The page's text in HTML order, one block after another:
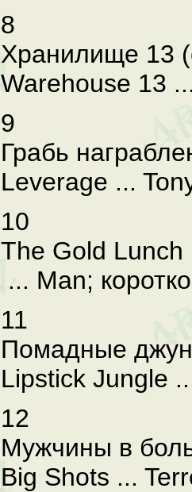
8
Хранилище 13
Warehouse 13
9
Грабь
Leverage ...
10
The Gold Lunch
... Man;
11
Помадные
Lipstick Jungle
12
Мужчины в
Big Shots ...